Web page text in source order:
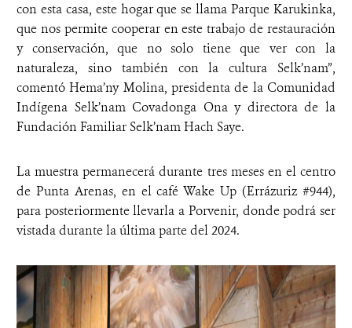
con esta casa, este hogar que se llama Parque Karukinka,
que nos permite cooperar en este trabajo de restauración
y conservación, que no solo tiene que ver con la
naturaleza, sino también con la cultura Selk’nam”,
comentó Hema’ny Molina, presidenta de la Comunidad
Indígena Selk’nam Covadonga Ona y directora de la
Fundación Familiar Selk’nam Hach Saye.
La muestra permanecerá durante tres meses en el centro
de Punta Arenas, en el café Wake Up (Errázuriz #944),
para posteriormente llevarla a Porvenir, donde podrá ser
vistada durante la última parte del 2024.